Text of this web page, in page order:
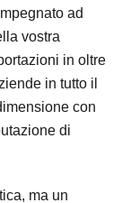
ad
vostra
in oltre
in tutto il
con
di
ma un